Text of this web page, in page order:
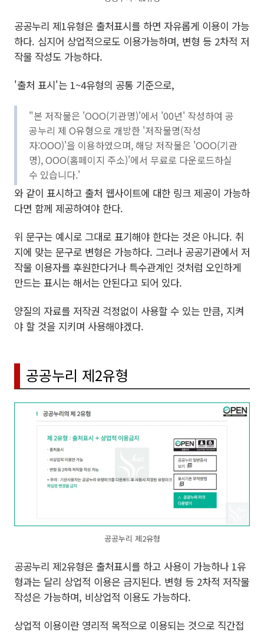
공공누리 제1유형은 출처표시를 하면 자유롭게 이용이 가능
하다. 심지어 상업적으로도 이용가능하며, 변형 등 2차적 저
작물 작성도 가능하다.
'출처 표시'는 1~4유형의 공통 기준으로,
"본 저작물은 'OOO(기관명)'에서 '00년' 작성하여 공
공누리 제 O유형으로 개방한 '저작물명(작성
자:OOO)'을 이용하였으며, 해당 저작물은 'OOO(기관
명), OOO(홈페이지 주소)'에서 무료로 다운로드하실
수 있습니다.'
와 같이 표시하고 출처 웹사이트에 대한 링크 제공이 가능하
다면 함께 제공하여야 한다.
위 문구는 예시로 그대로 표기해야 한다는 것은 아니다. 취
지에 맞는 문구로 변형은 가능하다. 그러나 공공기관에서 저
작물 이용자를 후원한다거나 특수관계인 것처럼 오인하게
만드는 표시는 해서는 안된다고 되어 있다.
양질의 자료를 저작권 걱정없이 사용할 수 있는 만큼, 지켜
야 할 것을 지키며 사용해야겠다.
공공누리 제2유형
공공누리 제2유형
공공누리 제2유형은 출처표시를 하고 사용이 가능하나 1유
형과는 달리 상업적 이용은 금지된다. 변형 등 2차적 저작물
작성은 가능하며, 비상업적 이용도 가능하다.
상업적 이용이란 영리적 목적으로 이용되는 것으로 직간접